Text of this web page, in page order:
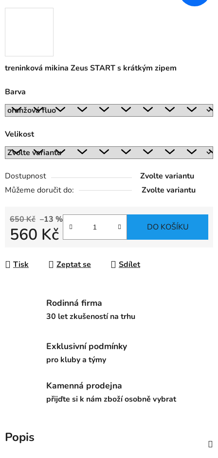
treninková mikina Zeus START s krátkým zipem
Barva
Velikost
Dostupnost
Zvolte variantu
Můžeme doručit do:
Zvolte variantu
650 Kč –13 %
560 Kč DO KOŠÍKU
Tisk Zeptat se Sdílet
Rodinná firma
30 let zkušeností na trhu
Exklusivní podmínky
pro kluby a týmy
Kamenná prodejna
přijďte si k nám zboží osobně vybrat
Popis